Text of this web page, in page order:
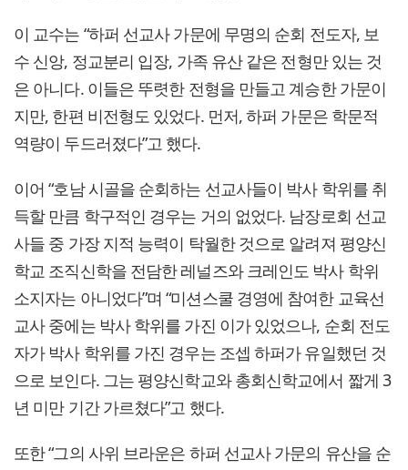
이 교수는 “하퍼 선교사 가문에 무명의 순회 전도자, 보
수 신앙, 정교분리 입장, 가족 유산 같은 전형만 있는 것
은 아니다. 이들은 뚜렷한 전형을 만들고 계승한 가문이
지만, 한편 비전형도 있었다. 먼저, 하퍼 가문은 학문적
역량이 두드러졌다”고 했다.
이어 “호남 시골을 순회하는 선교사들이 박사 학위를 취
득할 만큼 학구적인 경우는 거의 없었다. 남장로회 선교
사들 중 가장 지적 능력이 탁월한 것으로 알려져 평양신
학교 조직신학을 전담한 레널즈와 크레인도 박사 학위
소지자는 아니었다”며 “미션스쿨 경영에 참여한 교육선
교사 중에는 박사 학위를 가진 이가 있었으나, 순회 전도
자가 박사 학위를 가진 경우는 조셉 하퍼가 유일했던 것
으로 보인다. 그는 평양신학교와 총회신학교에서 짧게 3
년 미만 기간 가르쳤다”고 했다.
또한 “그의 사위 브라운은 하퍼 선교사 가문의 유산을 순